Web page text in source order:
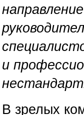
и
В зрелых